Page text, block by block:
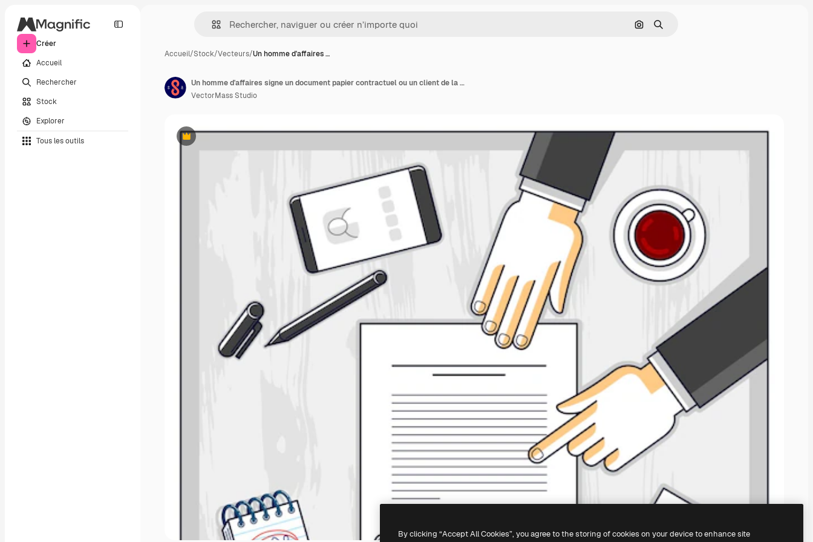
Créer
Accueil
Rechercher
Stock
Explorer
Tous les outils
Rechercher par image
Rechercher
Accueil/Stock/Vecteurs/Un homme d'affaires …
Premium
Un homme d'affaires signe un document papier contractuel ou un client de la banque écrit un signe sur la forme financière du crédit en argent et l'employé l'aide et explique les conditions du prêt, vue de dessus des mains des gens. Vecteur.
VectorMass Studio
By clicking “Accept All Cookies”, you agree to the storing of cookies on your device to enhance site